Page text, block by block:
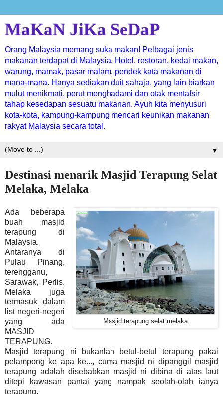
MaKaN JiKa SeDaP
Orang Malaysia memang suka makan! Pelbagai jenis
makanan terdapat di Malaysia. Hotel, restoran, kedai makan,
warung, mamak, pasar malam, pendek kata makanan di
mana-mana. Hanya sediakan duit sahaja, yang lain biarkan
mulut menikmati, perut menghadami dan otak mentafsir
tahap kesedapan sesuatu makanan. Ayuh kita menyusuri
kota-kota, kampung-kampung mencari keunikan makanan
rakyat Malaysia secara total.
▼
Destinasi menarik Masjid Terapung Selat
Melaka, Melaka
Masjid terapung selat melaka
Ada beberapa
buah masjid
terapung di
Malaysia.
Antaranya di
Pulau Pinang,
terengganu,
Sarawak, Perlis.
Melaka juga
termasuk dalam
list negeri-negeri
yang ada
MASJID
TERAPUNG.
Masjid terapung ni bukanlah betul-betul terapung pakai
pelampong ke apa ke..., cuma masjid ni dipanggil masjid
terapung adalah disebabkan masjid ni dibina di atas laut
ditepi kawasan pantai yang nampak seolah-olah ianya
terapung.